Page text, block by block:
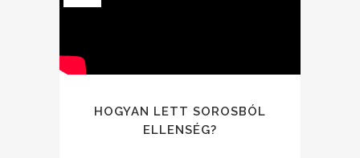
HOGYAN LETT SOROSBÓL
ELLENSÉG?